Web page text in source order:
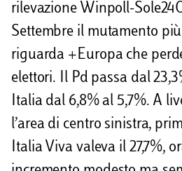
rilevazione Winpoll-
Settembre il mutamento
riguarda +Europa che
elettori. Il Pd passa dal
Italia dal 6,8% al 5,7%. A
l’area di centro sinistra,
Italia Viva valeva il 27,7%,